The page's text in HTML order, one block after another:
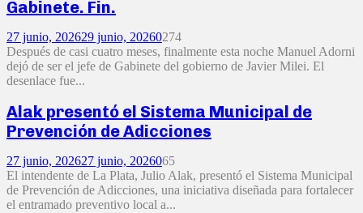
Gabinete. Fin.
27 junio, 202629 junio, 20260274
Después de casi cuatro meses, finalmente esta noche Manuel Adorni
dejó de ser el jefe de Gabinete del gobierno de Javier Milei. El
desenlace fue...
Alak presentó el Sistema Municipal de
Prevención de Adicciones
27 junio, 202627 junio, 2026065
El intendente de La Plata, Julio Alak, presentó el Sistema Municipal
de Prevención de Adicciones, una iniciativa diseñada para fortalecer
el entramado preventivo local a...